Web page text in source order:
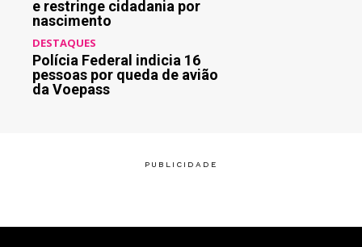
e restringe cidadania por
nascimento
DESTAQUES
Polícia Federal indicia 16
pessoas por queda de avião
da Voepass